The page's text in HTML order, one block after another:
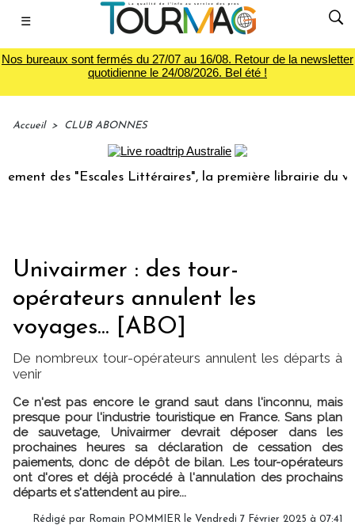
☰
Nos bureaux sont fermés du 27/07 au 16/08. Retour de la newsletter
quotidienne le 24/08/2026. Bel été !
Accueil > CLUB ABONNES
"Escales Littéraires", la première librairie du voyage
Univairmer : des tour-
opérateurs annulent les
voyages... [ABO]
De nombreux tour-opérateurs annulent les départs à
venir
Ce n'est pas encore le grand saut dans l'inconnu, mais
presque pour l'industrie touristique en France. Sans plan
de sauvetage, Univairmer devrait déposer dans les
prochaines heures sa déclaration de cessation des
paiements, donc de dépôt de bilan. Les tour-opérateurs
ont d'ores et déjà procédé à l'annulation des prochains
départs et s'attendent au pire...
Rédigé par Romain POMMIER le Vendredi 7 Février 2025 à 07:41